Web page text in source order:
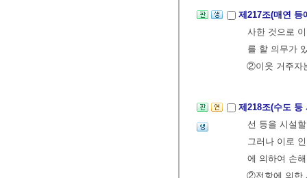
제217조(매연
사한 것으로
를 할 의무가
②이웃 거주자
제218조(수도
선 등을 시설
그러나 이로
에 의하여 손
②전항에 의한